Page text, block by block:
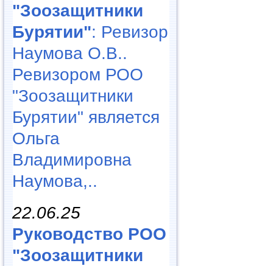
"Зоозащитники
Бурятии": Ревизор
Наумова О.В..
Ревизором РОО
"Зоозащитники
Бурятии" является
Ольга
Владимировна
Наумова,..
22.06.25
Руководство РОО
"Зоозащитники